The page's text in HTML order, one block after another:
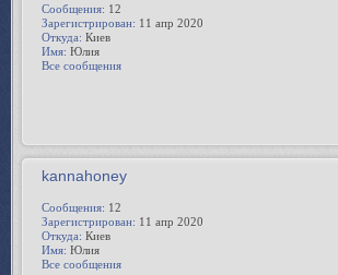
Сообщения: 12
Зарегистрирован: 11 апр 2020
Откуда: Киев
Имя: Юлия
Все сообщения
kannahoney
Сообщения: 12
Зарегистрирован: 11 апр 2020
Откуда: Киев
Имя: Юлия
Все сообщения